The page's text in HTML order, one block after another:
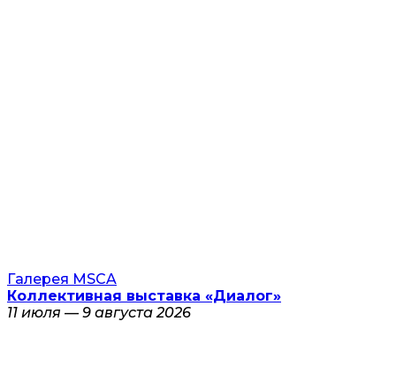
Галерея MSCA
Коллективная выставка «Диалог»
11 июля — 9 августа 2026